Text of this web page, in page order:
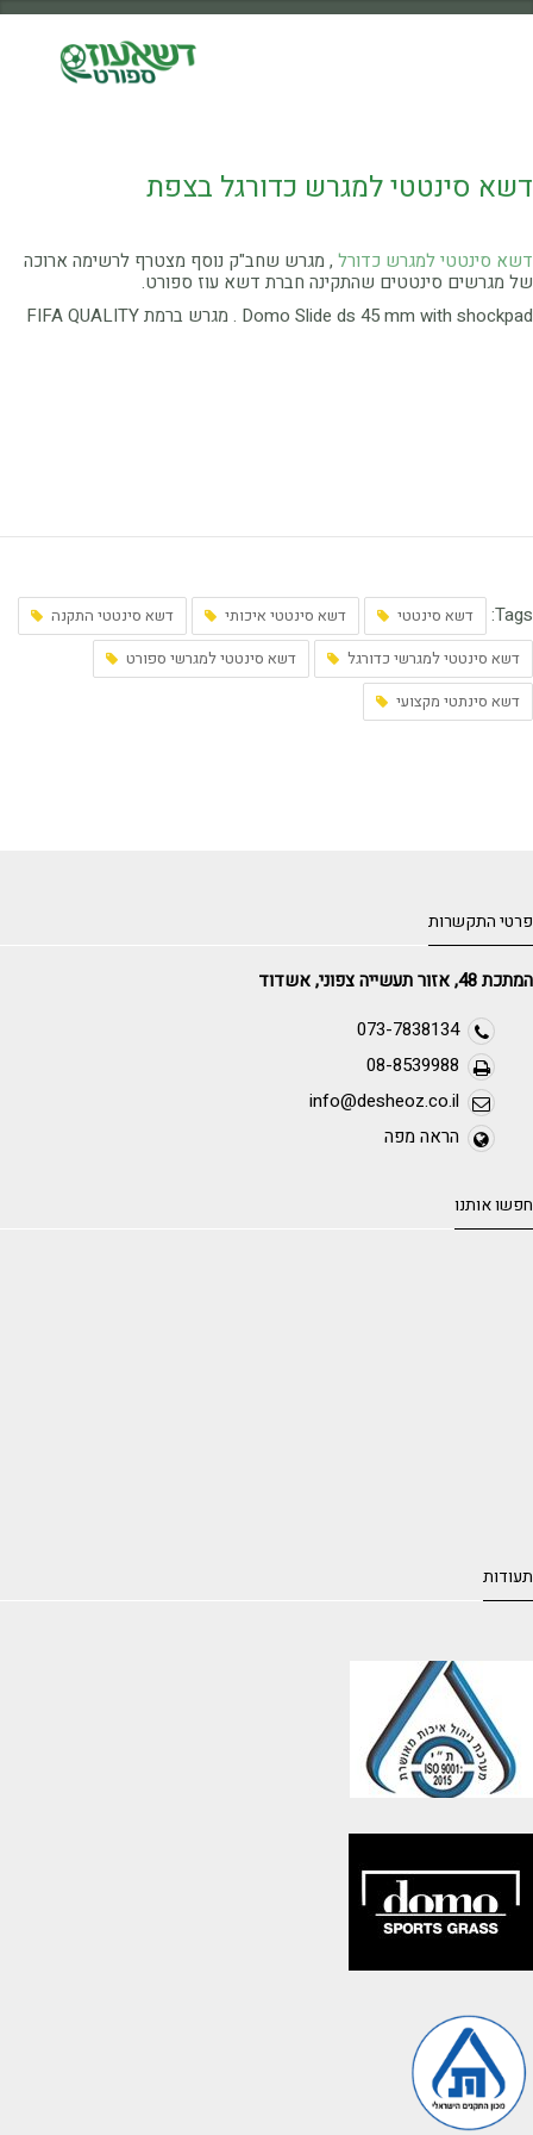
דשא סינטטי למגרש כדורגל בצפת
דשא סינטטי למגרש כדורל , מגרש שחב"ק נוסף מצטרף לרשימה ארוכה
של מגרשים סינטטים שהתקינה חברת דשא עוז ספורט.
Domo Slide ds 45 mm with shockpad . מגרש ברמת FIFA QUALITY
Tags: דשא סינטטי דשא סינטטי איכותי
דשא סינטטי התקנה
דשא סינטטי למגרשי כדורגל
דשא סינטטי למגרשי ספורט
דשא סינתטי מקצועי
פרטי התקשרות
המתכת 48, אזור תעשייה צפוני, אשדוד
073-7838134
08-8539988
info@desheoz.co.il
הראה מפה
חפשו אותנו
תעודות